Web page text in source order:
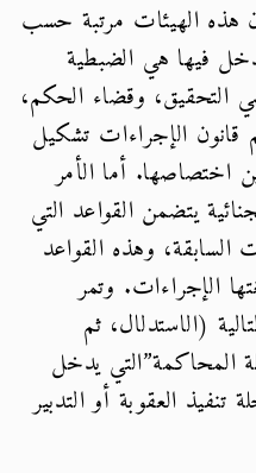
هذه الهيئات مرتبة حسب
فيها هي الضبطية
التحقيق، وقضاء الحكم،
قانون الإجراءات تشكيل
اختصاصها. أما الأمر
يتضمن القواعد التي
وهذه القواعد
الإجراءات. وتمر
(الاستدلال، ثم
المحاكمة”التي يدخل
العقوبة أو التدبير